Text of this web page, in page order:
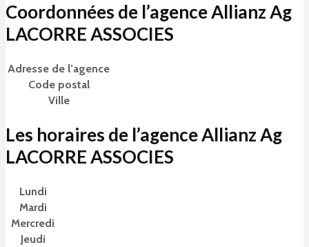
Coordonnées de l’agence Allianz Ag
LACORRE ASSOCIES
Adresse de l’agence
Code postal
Ville
Les horaires de l’agence Allianz Ag
LACORRE ASSOCIES
Lundi
Mardi
Mercredi
Jeudi